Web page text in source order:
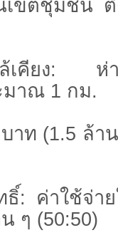
เขตชุมชน
กล้เคียง:
มาณ 1 กม.
าท (1.5 ล้า
: ค่าใช้จ่าย
ๆ (50:50)